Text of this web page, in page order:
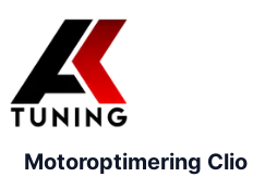
Motoroptimering Clio